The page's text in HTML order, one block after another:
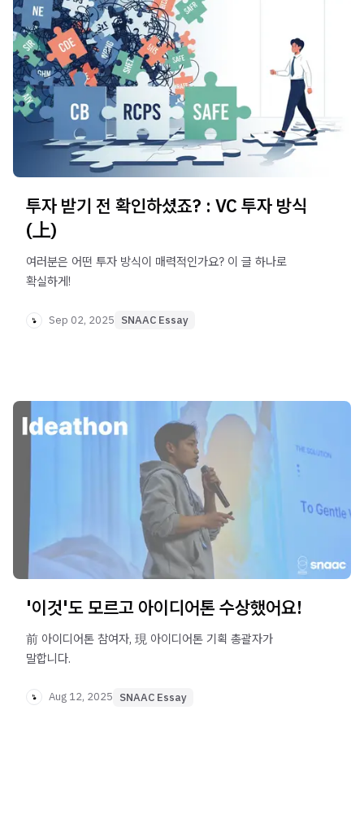
투자 받기 전 확인하셨죠? : VC 투자 방식
(上)
여러분은 어떤 투자 방식이 매력적인가요? 이 글 하나로
확실하게!
Sep 02, 2025 SNAAC Essay
'이것'도 모르고 아이디어톤 수상했어요!
前 아이디어톤 참여자, 現 아이디어톤 기획 총괄자가
말합니다.
Aug 12, 2025 SNAAC Essay